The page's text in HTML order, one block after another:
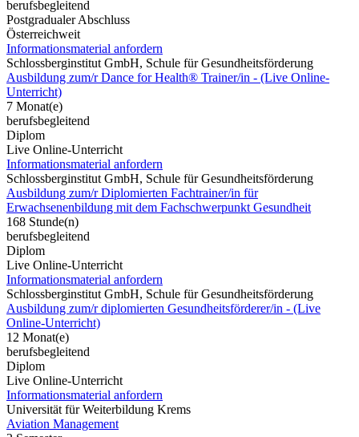
berufsbegleitend
Postgradualer Abschluss
Österreichweit
Informationsmaterial anfordern
Schlossberginstitut GmbH, Schule für Gesundheitsförderung
Ausbildung zum/r Dance for Health® Trainer/in - (Live Online-
Unterricht)
7 Monat(e)
berufsbegleitend
Diplom
Live Online-Unterricht
Informationsmaterial anfordern
Schlossberginstitut GmbH, Schule für Gesundheitsförderung
Ausbildung zum/r Diplomierten Fachtrainer/in für
Erwachsenenbildung mit dem Fachschwerpunkt Gesundheit
168 Stunde(n)
berufsbegleitend
Diplom
Live Online-Unterricht
Informationsmaterial anfordern
Schlossberginstitut GmbH, Schule für Gesundheitsförderung
Ausbildung zum/r diplomierten Gesundheitsförderer/in - (Live
Online-Unterricht)
12 Monat(e)
berufsbegleitend
Diplom
Live Online-Unterricht
Informationsmaterial anfordern
Universität für Weiterbildung Krems
Aviation Management